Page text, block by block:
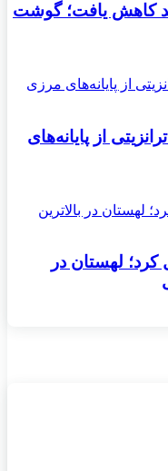
زنده ۳۰ درصد کاهش یافت؛ گوشت
ترانزیتی از پایانه‌های
کرد؛ لهستان در